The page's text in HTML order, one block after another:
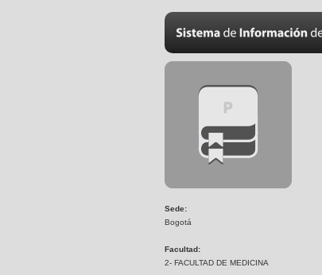
Sede:
Bogotá
Facultad:
2- FACULTAD DE MEDICINA